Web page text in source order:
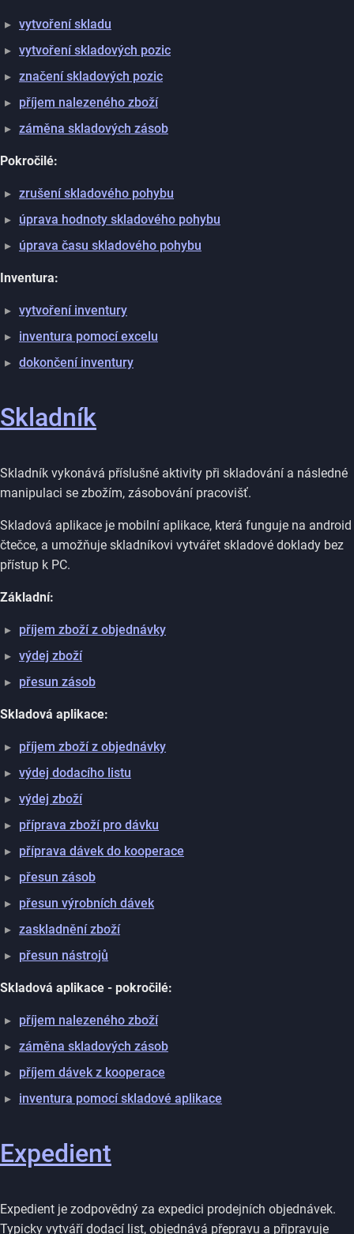
vytvoření skladu
vytvoření skladových pozic
značení skladových pozic
příjem nalezeného zboží
záměna skladových zásob
Pokročilé:
zrušení skladového pohybu
úprava hodnoty skladového pohybu
úprava času skladového pohybu
Inventura:
vytvoření inventury
inventura pomocí excelu
dokončení inventury
Skladník
Skladník vykonává příslušné aktivity při skladování a následné
manipulaci se zbožím, zásobování pracovišť.
Skladová aplikace je mobilní aplikace, která funguje na android
čtečce, a umožňuje skladníkovi vytvářet skladové doklady bez
přístup k PC.
Základní:
příjem zboží z objednávky
výdej zboží
přesun zásob
Skladová aplikace:
příjem zboží z objednávky
výdej dodacího listu
výdej zboží
příprava zboží pro dávku
příprava dávek do kooperace
přesun zásob
přesun výrobních dávek
zaskladnění zboží
přesun nástrojů
Skladová aplikace - pokročilé:
příjem nalezeného zboží
záměna skladových zásob
příjem dávek z kooperace
inventura pomocí skladové aplikace
Expedient
Expedient je zodpovědný za expedici prodejních objednávek.
Typicky vytváří dodací list, objednává přepravu a připravuje